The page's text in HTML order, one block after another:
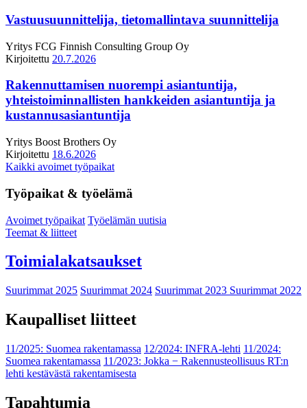
Vastuusuunnittelija, tietomallintava suunnittelija
Yritys FCG Finnish Consulting Group Oy
Kirjoitettu 20.7.2026
Rakennuttamisen nuorempi asiantuntija,
yhteistoiminnallisten hankkeiden asiantuntija ja
kustannusasiantuntija
Yritys Boost Brothers Oy
Kirjoitettu 18.6.2026
Kaikki avoimet työpaikat
Työpaikat & työelämä
Avoimet työpaikat Työelämän uutisia
Teemat & liitteet
Toimialakatsaukset
Suurimmat 2025 Suurimmat 2024 Suurimmat 2023 Suurimmat 2022
Kaupalliset liitteet
11/2025: Suomea rakentamassa 12/2024: INFRA-lehti 11/2024:
Suomea rakentamassa 11/2023: Jokka − Rakennusteollisuus RT:n
lehti kestävästä rakentamisesta
Tapahtumia